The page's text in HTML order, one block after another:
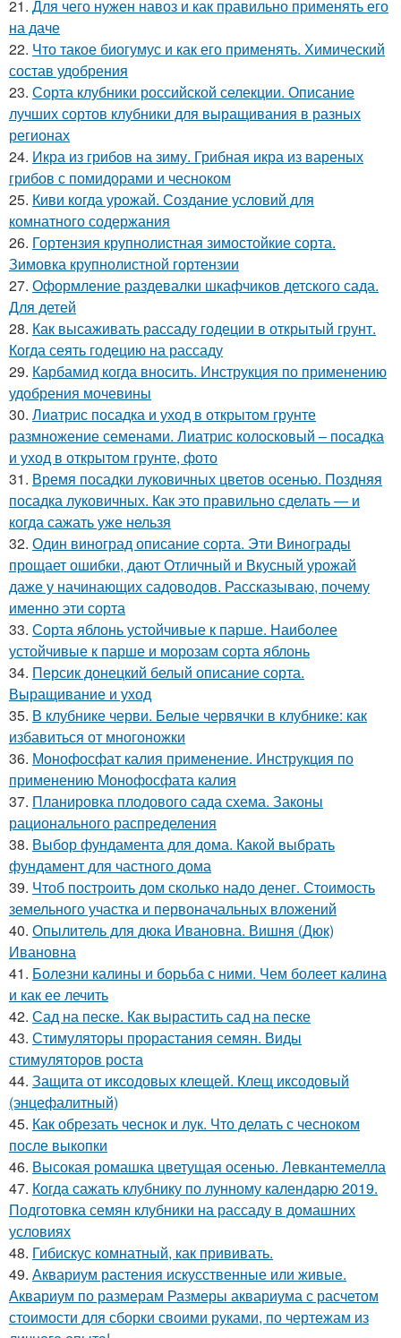
21. Для чего нужен навоз и как правильно применять его
на даче
22. Что такое биогумус и как его применять. Химический
состав удобрения
23. Сорта клубники российской селекции. Описание
лучших сортов клубники для выращивания в разных
регионах
24. Икра из грибов на зиму. Грибная икра из вареных
грибов с помидорами и чесноком
25. Киви когда урожай. Создание условий для
комнатного содержания
26. Гортензия крупнолистная зимостойкие сорта.
Зимовка крупнолистной гортензии
27. Оформление раздевалки шкафчиков детского сада.
Для детей
28. Как высаживать рассаду годеции в открытый грунт.
Когда сеять годецию на рассаду
29. Карбамид когда вносить. Инструкция по применению
удобрения мочевины
30. Лиатрис посадка и уход в открытом грунте
размножение семенами. Лиатрис колосковый – посадка
и уход в открытом грунте, фото
31. Время посадки луковичных цветов осенью. Поздняя
посадка луковичных. Как это правильно сделать — и
когда сажать уже нельзя
32. Один виноград описание сорта. Эти Винограды
прощает ошибки, дают Отличный и Вкусный урожай
даже у начинающих садоводов. Рассказываю, почему
именно эти сорта
33. Сорта яблонь устойчивые к парше. Наиболее
устойчивые к парше и морозам сорта яблонь
34. Персик донецкий белый описание сорта.
Выращивание и уход
35. В клубнике черви. Белые червячки в клубнике: как
избавиться от многоножки
36. Монофосфат калия применение. Инструкция по
применению Монофосфата калия
37. Планировка плодового сада схема. Законы
рационального распределения
38. Выбор фундамента для дома. Какой выбрать
фундамент для частного дома
39. Чтоб построить дом сколько надо денег. Стоимость
земельного участка и первоначальных вложений
40. Опылитель для дюка Ивановна. Вишня (Дюк)
Ивановна
41. Болезни калины и борьба с ними. Чем болеет калина
и как ее лечить
42. Сад на песке. Как вырастить сад на песке
43. Стимуляторы прорастания семян. Виды
стимуляторов роста
44. Защита от иксодовых клещей. Клещ иксодовый
(энцефалитный)
45. Как обрезать чеснок и лук. Что делать с чесноком
после выкопки
46. Высокая ромашка цветущая осенью. Левкантемелла
47. Когда сажать клубнику по лунному календарю 2019.
Подготовка семян клубники на рассаду в домашних
условиях
48. Гибискус комнатный, как прививать.
49. Аквариум растения искусственные или живые.
Аквариум по размерам Размеры аквариума с расчетом
стоимости для сборки своими руками, по чертежам из